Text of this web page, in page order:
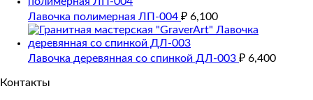
Лавочка полимерная ЛП-004 ₽ 6,100
Лавочка деревянная со спинкой ДЛ-003 ₽ 6,400
Контакты